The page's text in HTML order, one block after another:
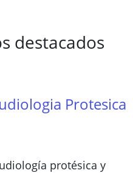
destacados
Protesica
protésica y